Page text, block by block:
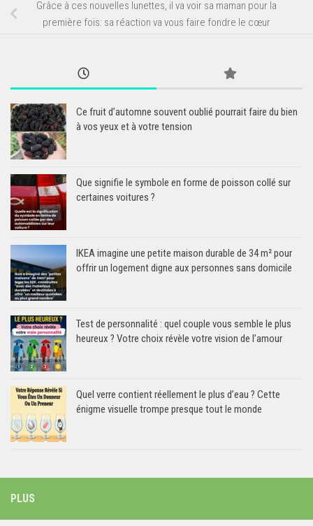
Grâce à ces nouvelles lunettes, il va voir sa maman pour la
première fois: sa réaction va vous faire fondre le cœur
Ce fruit d’automne souvent oublié pourrait faire du bien
à vos yeux et à votre tension
Que signifie le symbole en forme de poisson collé sur
certaines voitures ?
IKEA imagine une petite maison durable de 34 m² pour
offrir un logement digne aux personnes sans domicile
Test de personnalité : quel couple vous semble le plus
heureux ? Votre choix révèle votre vision de l’amour
Quel verre contient réellement le plus d’eau ? Cette
énigme visuelle trompe presque tout le monde
PLUS